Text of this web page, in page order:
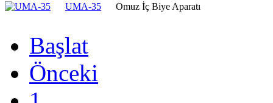
UMA-35 Omuz İç Biye Aparatı
Başlat
Önceki